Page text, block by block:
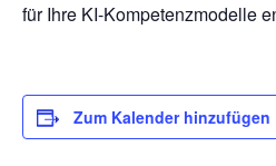
für Ihre KI-Kompetenzmodelle
Zum Kalender hinzufügen